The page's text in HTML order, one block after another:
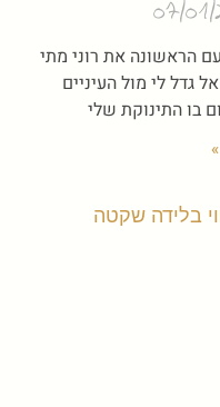
הראשונה את רוני מתי
גדל לי מול העיניים
בו התינוקת שלי